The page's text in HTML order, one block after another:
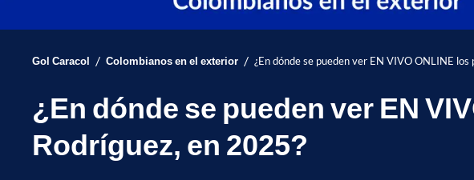
Gol Caracol / Colombianos en el exterior / ¿En dónde se pueden ver EN VIVO ONLINE
¿En dónde se pueden ver EN
Rodríguez, en 2025?